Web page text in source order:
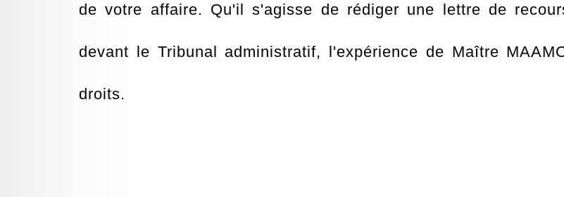
de votre affaire. Qu'il s'agisse de rédiger une lettre de
devant le Tribunal administratif, l'expérience de Maître
droits.